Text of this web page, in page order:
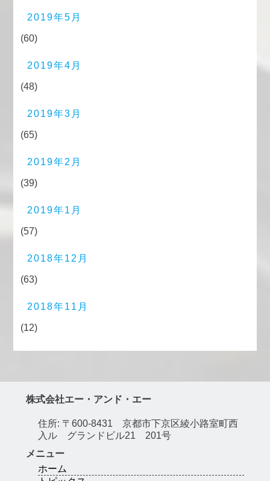
2019年5月
(60)
2019年4月
(48)
2019年3月
(65)
2019年2月
(39)
2019年1月
(57)
2018年12月
(63)
2018年11月
(12)
株式会社エー・アンド・エー
住所: 〒600-8431 京都市下京区綾小路室町西
入ル グランドビル21 201号
メニュー
ホーム